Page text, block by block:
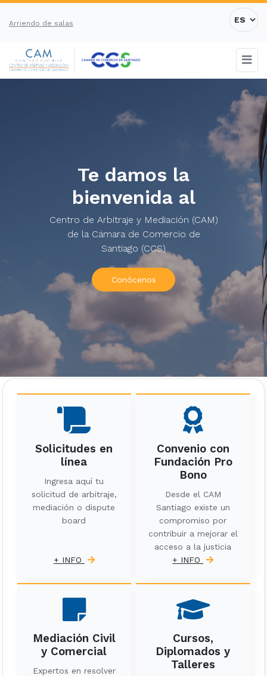
Arriendo de salas
Te damos la
bienvenida al
Centro de Arbitraje y Mediación (CAM)
de la Cámara de Comercio de
Santiago (CCS)
Conócenos
Solicitudes en
línea
Ingresa aquí tu
solicitud de arbitraje,
mediación o dispute
board
+ INFO
Convenio con
Fundación Pro
Bono
Desde el CAM
Santiago existe un
compromiso por
contribuir a mejorar el
acceso a la justicia
+ INFO
Mediación Civil
y Comercial
Expertos en resolver
Cursos,
Diplomados y
Talleres